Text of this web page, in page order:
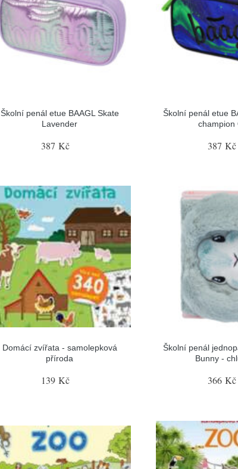
Školní penál etue BAAGL Skate
Lavender
387 Kč
Školní penál etue
champion
387 Kč
Domácí zvířata - samolepková
příroda
139 Kč
Školní penál
Bunny -
366 Kč